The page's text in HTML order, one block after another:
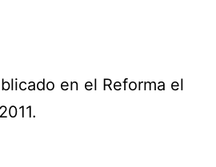
en el Reforma el